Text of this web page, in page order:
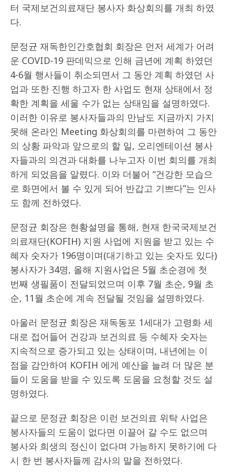
터 국제보건의료재단 봉사자 화상회의를 개최 하였
다.
문정균 재독한인간호협회 회장은 먼저 세계가 어려
운 COVID-19 판데믹으로 인해 금년에 계획 하였던
4-6월 행사들이 취소되면서 그 동안 계획 하였던 사
업과 또한 진행 하고자 한 사업도 현재 상태에서 정
확한 계획을 세울 수가 없는 상태임을 설명하였다.
이러한 이유로 봉사자들과의 만남도 지금까지 가지
못해 온라인 Meeting 화상회의를 마련하여 그 동안
의 상황 파악과 앞으로의 할 일, 오리엔테이션 봉사
자들과의 의견과 대화를 나누고자 이번 회의를 개최
하게 되었음을 알렸다. 이와 더불어 “건강한 모습으
로 화면에서 볼 수 있게 되어 반갑고 기쁘다”는 인사
도 함께 전하였다.
문정균 회장은 현황설명을 통해, 현재 한국국제보건
의료재단(KOFIH) 지원 사업에 지원을 받고 있는 수
혜자 숫자가 196명이며(대기하고 있는 숫자도 있다)
봉사자가 34명, 올해 지원사업은 5월 초순경에 첫
번째 생필품이 전달되었으며 이후 7월 초순, 9월 초
순, 11월 초순에 계속 전달될 것임을 설명하였다.
아울러 문정균 회장은 재독동포 1세대가 고령화 세
대로 접어들어 건강과 보건의료 등 수혜자 숫자는
지속적으로 증가되고 있는 상태이며, 내년에는 이
점을 감안하여 KOFIH 에게 예산을 늘려 더 많은 분
들이 도움을 받을 수 있도록 도움을 요청할 것도 설
명하였다.
끝으로 문정균 회장은 이런 보건의료 위탁 사업은
봉사자들의 도움이 없다면 이끌어 갈 수도 없으며
봉사와 희생의 정신이 없다며 가능하지 못하기에 다
시 한 번 봉사자들께 감사의 말을 전하였다.